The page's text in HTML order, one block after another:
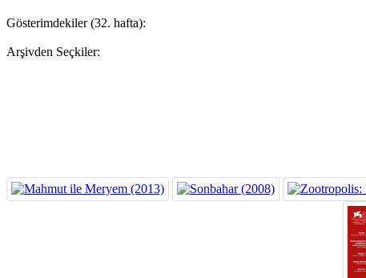
Gösterimdekiler (32. hafta):
Arşivden Seçkiler: